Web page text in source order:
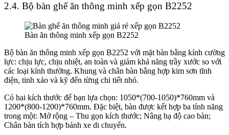
2.4. Bộ bàn ghế ăn thông minh xếp gọn B2252
Bàn ăn thông minh xếp gọn B2252
Bộ bàn ăn thông minh xếp gọn B2252 với mặt bàn bằng kính cường
lực: chịu lực, chịu nhiệt, an toàn và giảm khả năng trầy xước so với
các loại kính thường. Khung và chân bàn bằng hợp kim sơn tĩnh
điện, tinh xảo và kỹ đến từng chi tiết nhỏ.
Có hai kích thước để bạn lựa chọn: 1050*(700-1050)*760mm và
1200*(800-1200)*760mm. Đặc biệt, bàn được kết hợp ba tính năng
trong một: Mở rộng – Thu gọn kích thước; Nâng hạ độ cao bàn;
Chân bàn tích hợp bánh xe di chuyển.